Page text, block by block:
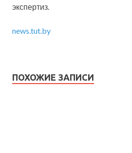
экспертиз.
news.tut.by
ПОХОЖИЕ ЗАПИСИ